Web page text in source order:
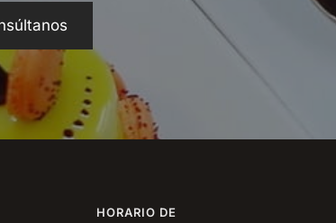
HORARIO DE